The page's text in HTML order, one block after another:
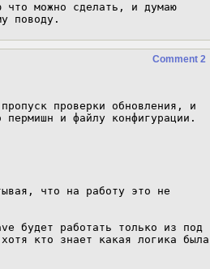
можно сделать, и думаю
поводу.
Comment 2
проверки обновления, и
и файлу конфигурации.
что на работу это не
будет работать только из под
кто знает какая логика была